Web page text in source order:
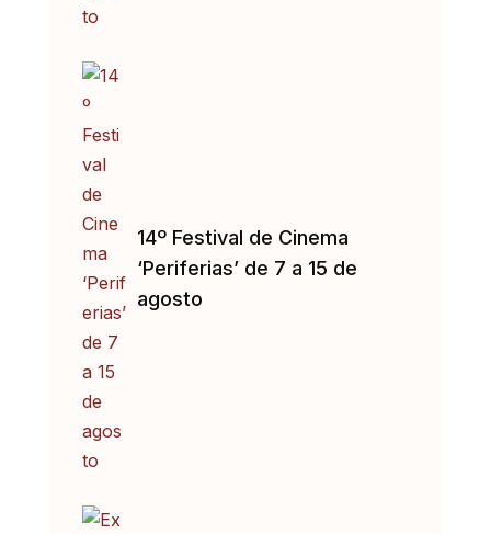
14º Festival de Cinema
‘Periferias’ de 7 a 15 de
agosto